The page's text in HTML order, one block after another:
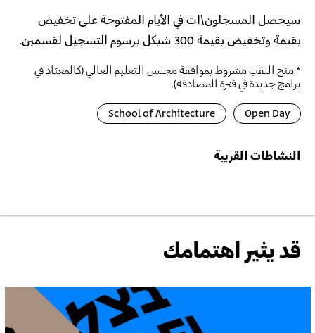
سيحصل المسجلون\ات في الأيام المفتوحة على تخفيض
بقيمة وتخفيض بقيمة 300 شيكل برسوم التسجيل لقسمين.
* منح اللقب مشروط بموافقة مجلس التعليم العالي (كالمعتاد في
برامج جديدة في فترة المصادقة).
Open Day
School of Architecture
النشاطات القريبة
قد يثير اهتمامك